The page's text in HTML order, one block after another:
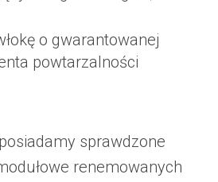
o gwarantowanej
powtarzalności
sprawdzone
renemowanych